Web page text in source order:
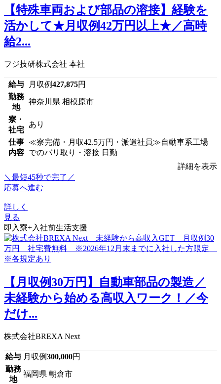
【特殊車両および部品の溶接】経験を
活かして★月収例42万円以上★／高時
給2...
フジ技研株式会社 本社
給与 月収例427,875円
勤務
地
神奈川県 相模原市
寮・
社宅
あり
仕事
内容
≪寮完備・月収42.5万円・派遣社員≫自動車系工場
でのバリ取り・溶接 日勤
詳細を表示
＼最短45秒で完了／
応募へ進む
詳しく
見る
即入寮+入社前生活支援
【月収例30万円】自動車部品の製造／
未経験から始める高収入ワーク！／今
だけ...
株式会社BREXA Next
給与 月収例300,000円
勤務
地
福岡県 朝倉市